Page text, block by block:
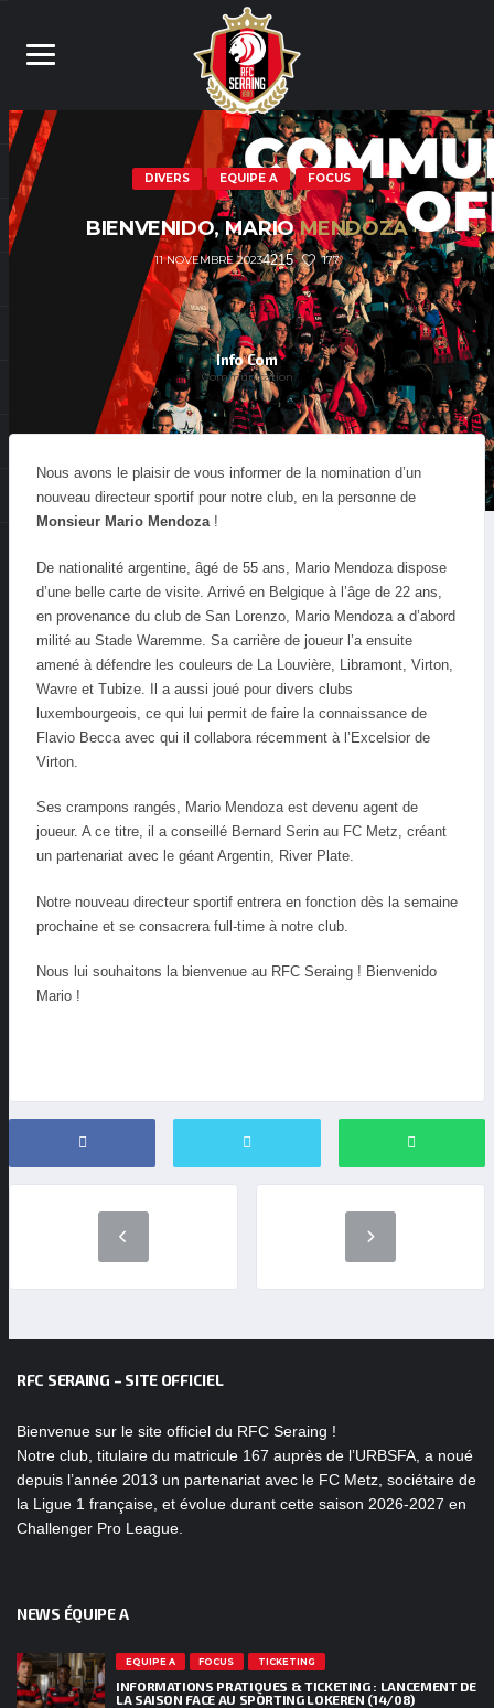
DIVERS EQUIPE A FOCUS
BIENVENIDO, MARIOMENDOZA
11 NOVEMBRE 20234215 177
Info Com
Communication
Nous avons le plaisir de vous informer de la nomination d’un
nouveau directeur sportif pour notre club, en la personne de
Monsieur Mario Mendoza!
De nationalité argentine, âgé de 55 ans, Mario Mendoza dispose
d’une belle carte de visite. Arrivé en Belgique à l’âge de 22 ans,
en provenance du club de San Lorenzo, Mario Mendoza a d’abord
milité au Stade Waremme. Sa carrière de joueur l’a ensuite
amené à défendre les couleurs de La Louvière, Libramont, Virton,
Wavre et Tubize. Il a aussi joué pour divers clubs
luxembourgeois, ce qui lui permit de faire la connaissance de
Flavio Becca avec qui il collabora récemment à l’Excelsior de
Virton.
Ses crampons rangés, Mario Mendoza est devenu agent de
joueur. A ce titre, il a conseillé Bernard Serin au FC Metz, créant
un partenariat avec le géant Argentin, River Plate.
Notre nouveau directeur sportif entrera en fonction dès la semaine
prochaine et se consacrera full-time à notre club.
Nous lui souhaitons la bienvenue au RFC Seraing ! Bienvenido
Mario !
RFC SERAING – SITE OFFICIEL
Bienvenue sur le site officiel du RFC Seraing !
Notre club, titulaire du matricule 167 auprès de l’URBSFA, a noué
depuis l’année 2013 un partenariat avec le FC Metz, sociétaire de
la Ligue 1 française, et évolue durant cette saison 2026-2027 en
Challenger Pro League.
NEWS ÉQUIPE A
EQUIPE A FOCUS TICKETING
INFORMATIONS PRATIQUES & TICKETING : LANCEMENT DE
LA SAISON FACE AU SPORTING LOKEREN (14/08)